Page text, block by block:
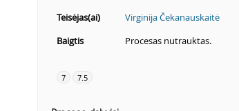
Teisėjas(ai)
Virginija Čekanauskaitė
Baigtis
Procesas nutrauktas.
7 7.5